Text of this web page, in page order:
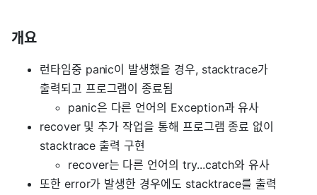
개요
런타임중 panic이 발생했을 경우, stacktrace가
출력되고 프로그램이 종료됨
panic은 다른 언어의 Exception과 유사
recover 및 추가 작업을 통해 프로그램 종료 없이
stacktrace 출력 구현
recover는 다른 언어의 try...catch와 유사
또한 error가 발생한 경우에도 stacktrace를 출력